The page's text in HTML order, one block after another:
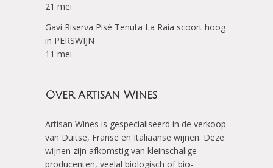
21 mei
Gavi Riserva Pisé Tenuta La Raia scoort hoog
in PERSWIJN
11 mei
Over Artisan Wines
Artisan Wines is gespecialiseerd in de verkoop
van Duitse, Franse en Italiaanse wijnen. Deze
wijnen zijn afkomstig van kleinschalige
producenten, veelal biologisch of bio-